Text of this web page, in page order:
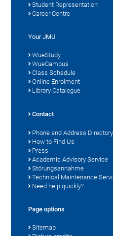
Student Representation
Career Centre
Your JMU
WueStudy
WueCampus
Class Schedule
Online Enrolment
Library Catalogue
Contact
Phone and Address Directory
How to Find Us
Press
Academic Advisory Service
Störungsannahme
Technical Maintenance
Need help quickly?
Page options
Sitemap